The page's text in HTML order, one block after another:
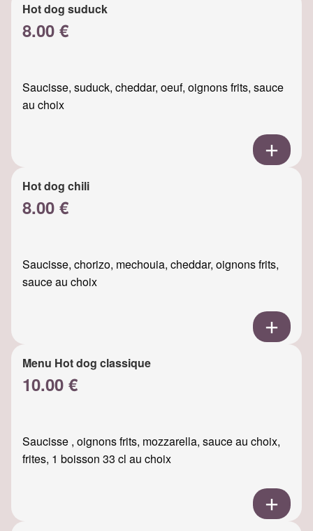
Hot dog suduck
8.00 €
Saucisse, suduck, cheddar, oeuf, oignons frits, sauce
au choix
Hot dog chili
8.00 €
Saucisse, chorizo, mechouia, cheddar, oignons frits,
sauce au choix
Menu Hot dog classique
10.00 €
Saucisse , oignons frits, mozzarella, sauce au choix,
frites, 1 boisson 33 cl au choix